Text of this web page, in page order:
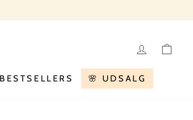
LOG
BESTSELLERS 🌸 UDSALG